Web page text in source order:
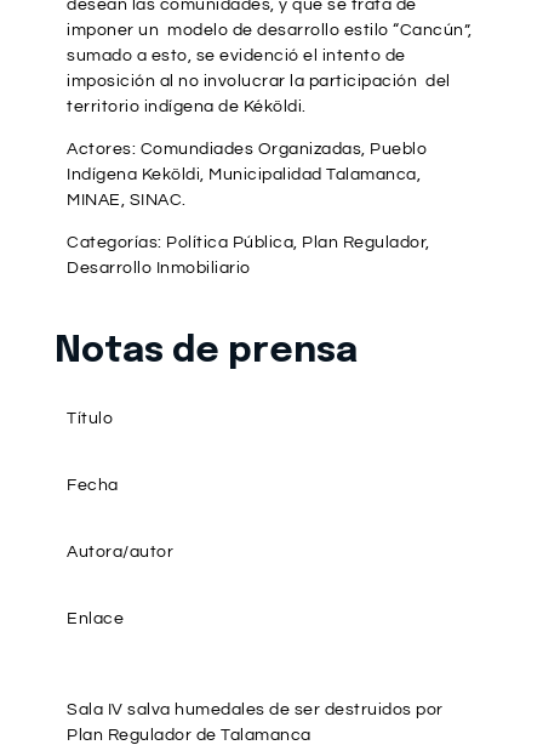
desean las comunidades, y que se trata de
imponer un modelo de desarrollo estilo “Cancún”,
sumado a esto, se evidenció el intento de
imposición al no involucrar la participación del
territorio indígena de Kéköldi.
Actores: Comundiades Organizadas, Pueblo
Indígena Keköldi, Municipalidad Talamanca,
MINAE, SINAC.
Categorías: Política Pública, Plan Regulador,
Desarrollo Inmobiliario
Notas de prensa
Título
Fecha
Autora/autor
Enlace
Sala IV salva humedales de ser destruidos por
Plan Regulador de Talamanca